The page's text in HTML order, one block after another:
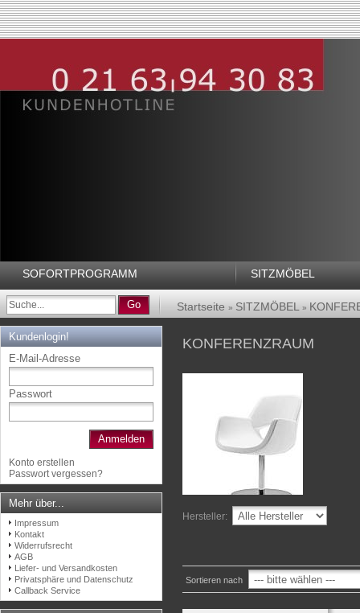
SOFORTPROGRAMM SITZMÖBEL
Go Startseite » SITZMÖBEL »
KONFERENZRAUM
Hersteller:
Sortieren nach
Kundenlogin!
E-Mail-Adresse
Passwort
Anmelden
Konto erstellen
Passwort vergessen?
Mehr über...
Impressum
Kontakt
Widerrufsrecht
AGB
Liefer- und Versandkosten
Privatsphäre und Datenschutz
Callback Service